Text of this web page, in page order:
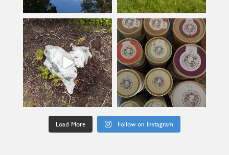
kullanslycka
Jul 9
kullanslycka
Jun 24
Load More Follow on Instagram